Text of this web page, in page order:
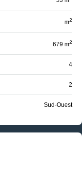
m2
679 m2
4
2
Sud-Ouest